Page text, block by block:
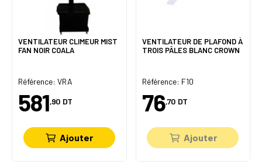
VENTILATEUR CLIMEUR MIST
FAN NOIR COALA
Référence: VRA
581,90 DT
Ajouter
VENTILATEUR DE PLAFOND À
TROIS PÂLES BLANC CROWN
Référence: F10
76,70 DT
Ajouter